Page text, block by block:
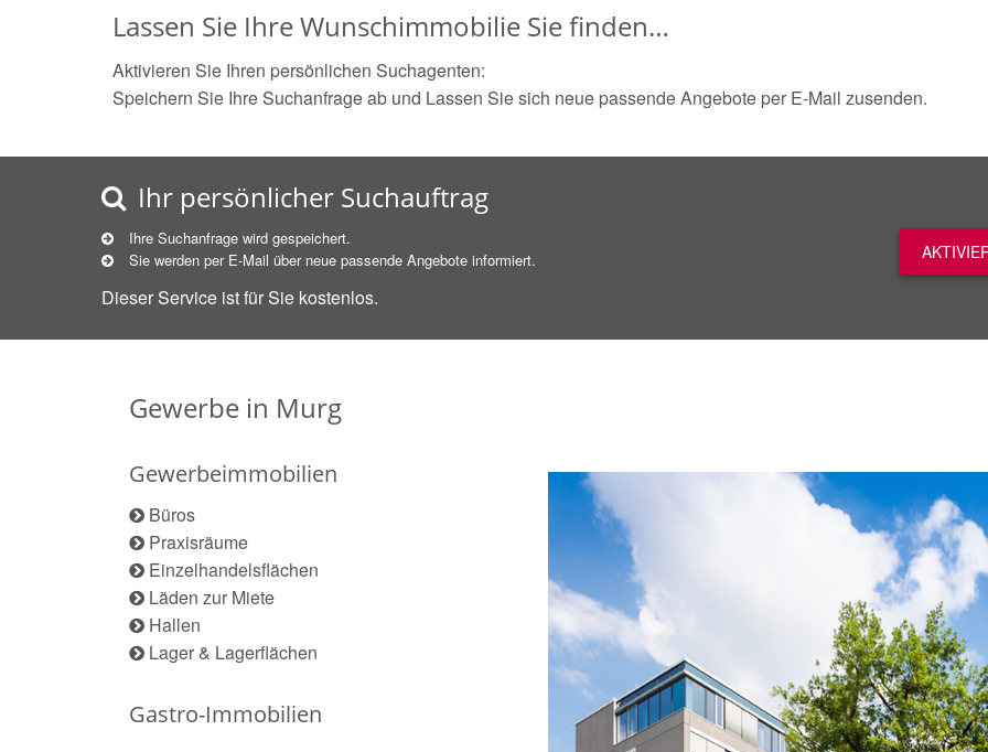
Lassen Sie Ihre Wunschimmobilie Sie finden…
Aktivieren Sie Ihren persönlichen Suchagenten:
Speichern Sie Ihre Suchanfrage ab und Lassen Sie sich neue passende Angebote per E-Mail zusenden.
Ihr persönlicher Suchauftrag
Ihre Suchanfrage wird gespeichert.
Sie werden per E-Mail über neue passende Angebote informiert.
Dieser Service ist für Sie kostenlos.
Gewerbe in Murg
Gewerbeimmobilien
Büros
Praxisräume
Einzelhandelsflächen
Läden zur Miete
Hallen
Lager & Lagerflächen
Gastro-Immobilien